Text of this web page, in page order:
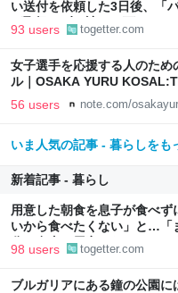
い送付を依頼した3日後、「
が取扱わず、諦めて下さい」
93 users togetter.com
女子選手を応援する人のた
ル｜OSAKA YURU
56 users note.com/
いま人気の記事 - 暮らしをも
新着記事 - 暮らし
用意した朝食を息子が食べ
いから食べたくない」と…「
分で食事を用意しなさい。お
98 users togetter.com
ブルガリアにある鐘の公園に